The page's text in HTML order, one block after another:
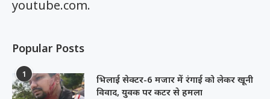
youtube.com.
Popular Posts
1
भिलाई सेक्टर-6 मजार में रंगाई को लेकर खूनी
विवाद, युवक पर कटर से हमला